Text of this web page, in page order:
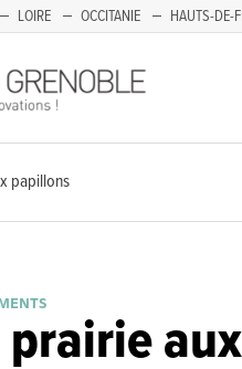
LOIRE OCCITANIE HAUTS-DE-
papillons
prairie